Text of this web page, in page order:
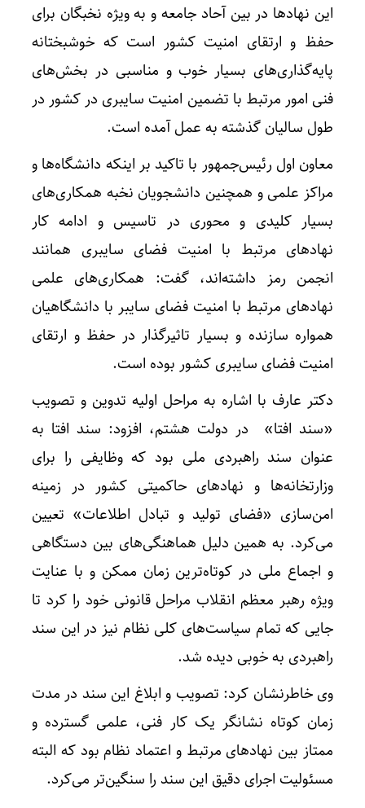
این نهادها در بین آحاد جامعه و به ویژه نخبگان برای
حفظ و ارتقای امنیت کشور است که خوشبختانه
پایه‌گذاری‌های بسیار خوب و مناسبی در بخش‌های
فنی امور مرتبط با تضمین امنیت سایبری در کشور در
طول سالیان گذشته به عمل آمده است.
معاون اول رئیس‌جمهور با تاکید بر اینکه دانشگاه‌ها و
مراکز علمی و همچنین دانشجویان نخبه همکاری‌های
بسیار کلیدی و محوری در تاسیس و ادامه کار
نهادهای مرتبط با امنیت فضای سایبری همانند
انجمن رمز داشته‌اند، گفت: همکاری‌های علمی
نهادهای مرتبط با امنیت فضای سایبر با دانشگاهیان
همواره سازنده و بسیار تاثیرگذار در حفظ و ارتقای
امنیت فضای سایبری کشور بوده است.
دکتر عارف با اشاره به مراحل اولیه تدوین و تصویب
«سند افتا» در دولت هشتم، افزود: سند افتا به
عنوان سند راهبردی ملی بود که وظایفی را برای
وزارتخانه‌ها و نهادهای حاکمیتی کشور در زمینه‌
امن‌سازی «فضای تولید و تبادل اطلاعات» تعیین
می‌کرد. به همین دلیل هماهنگی‌های بین دستگاهی
و اجماع ملی در کوتاه‌ترین زمان ممکن و با عنایت
ویژه رهبر معظم انقلاب مراحل قانونی خود را کرد تا
جایی که تمام سیاست‌های کلی نظام نیز در این سند
راهبردی به خوبی دیده شد.
وی خاطرنشان کرد: تصویب و ابلاغ این سند در مدت
زمان کوتاه نشانگر یک کار فنی، علمی گسترده و
ممتاز بین نهادهای مرتبط و اعتماد نظام بود که البته
مسئولیت اجرای دقیق این سند را سنگین‌تر می‌کرد.